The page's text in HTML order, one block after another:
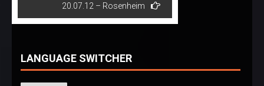
20.07.12 – Rosenheim
LANGUAGE SWITCHER